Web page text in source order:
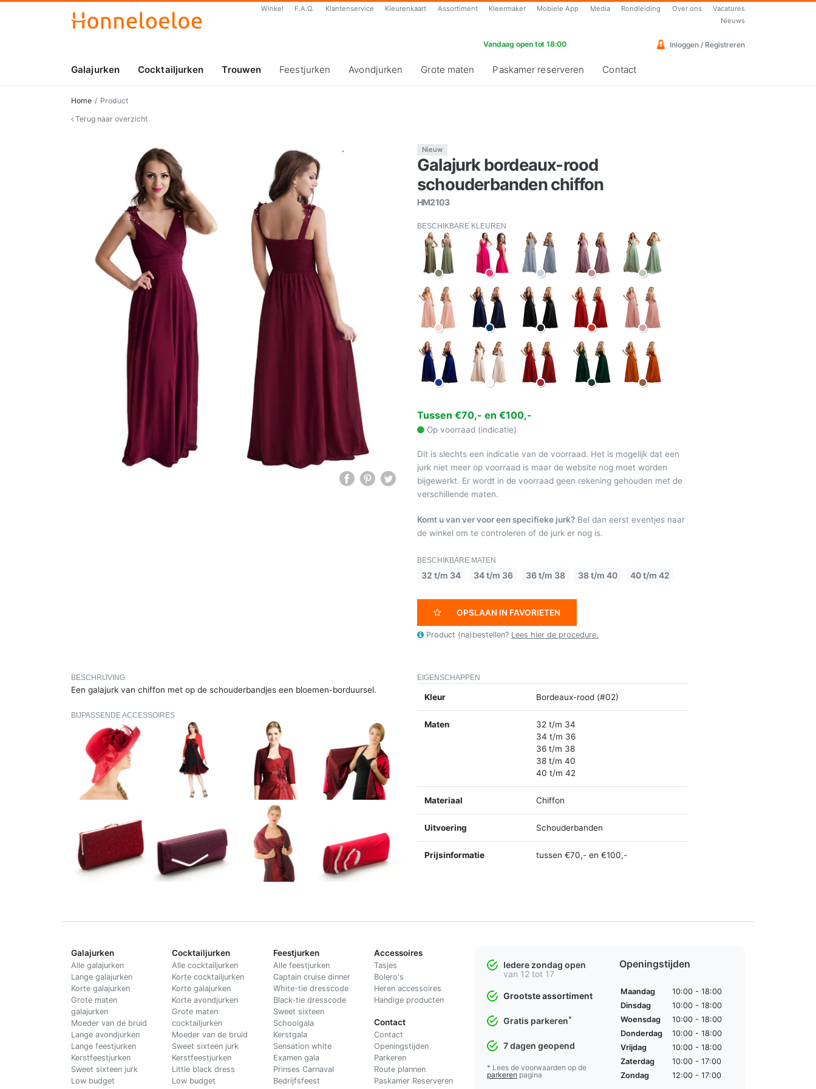
Winkel F.A.Q. Klantenservice Kleurenkaart Assortiment Kleermaker Mobiele App Media Rondleiding Over ons
Vacatures
Nieuws
Vandaag open tot 18:00 Inloggen / Registreren
Galajurken Cocktailjurken Trouwen Feestjurken Avondjurken Grote maten Paskamer reserveren Contact
Home
Product
Terug naar overzicht
Nieuw
Galajurk bordeaux-rood
schouderbanden chiffon
HM2103
BESCHIKBARE KLEUREN
Tussen €70,- en €100,-
Op voorraad (indicatie)
Dit is slechts een indicatie van de voorraad. Het is mogelijk dat een
jurk niet meer op voorraad is maar de website nog moet worden
bijgewerkt. Er wordt in de voorraad geen rekening gehouden met de
verschillende maten.
Komt u van ver voor een specifieke jurk? Bel dan eerst eventjes naar
de winkel om te controleren of de jurk er nog is.
BESCHIKBARE MATEN
32 t/m 34 34 t/m 36 36 t/m 38 38 t/m 40 40 t/m 42
OPSLAAN IN FAVORIETEN
Product (na)bestellen? Lees hier de procedure.
BESCHRIJVING
Een galajurk van chiffon met op de schouderbandjes een bloemen-borduursel.
BIJPASSENDE ACCESSOIRES
EIGENSCHAPPEN
Kleur Bordeaux-rood (#02)
Maten
32 t/m 34
34 t/m 36
36 t/m 38
38 t/m 40
40 t/m 42
Materiaal Chiffon
Uitvoering Schouderbanden
Prijsinformatie tussen €70,- en €100,-
Galajurken
Alle galajurken
Lange galajurken
Korte galajurken
Grote maten
galajurken
Moeder van de bruid
Lange avondjurken
Lange feestjurken
Kerstfeestjurken
Sweet sixteen jurk
Low budget
Cocktailjurken
Alle cocktailjurken
Korte cocktailjurken
Korte galajurken
Korte avondjurken
Grote maten
cocktailjurken
Moeder van de bruid
Sweet sixteen jurk
Kerstfeestjurken
Little black dress
Low budget
Feestjurken
Alle feestjurken
Captain cruise dinner
White-tie dresscode
Black-tie dresscode
Sweet sixteen
Schoolgala
Kerstgala
Sensation white
Examen gala
Prinses Carnaval
Bedrijfsfeest
Accessoires
Tasjes
Bolero's
Heren accessoires
Handige producten
Contact
Contact
Openingstijden
Parkeren
Route plannen
Paskamer Reserveren
Iedere zondag open
van 12 tot 17
Grootste assortiment
Gratis parkeren*
7 dagen geopend
* Lees de voorwaarden op de
parkeren pagina
Openingstijden
Maandag
10:00 - 18:00
Dinsdag
10:00 - 18:00
Woensdag
10:00 - 18:00
Donderdag
10:00 - 18:00
Vrijdag
10:00 - 18:00
Zaterdag
10:00 - 17:00
Zondag
12:00 - 17:00